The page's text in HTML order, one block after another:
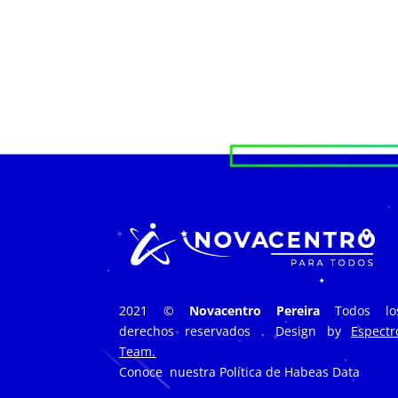
2021 © Novacentro Pereira Todos
derechos reservados . Design by
Team.
Conoce nuestra Política de Habeas Data